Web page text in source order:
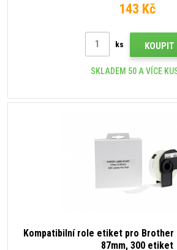
143 Kč
ks KOUPIT
SKLADEM 50 A VÍCE
Kompatibilní role etiket pro Brother
87mm, 300 etiket